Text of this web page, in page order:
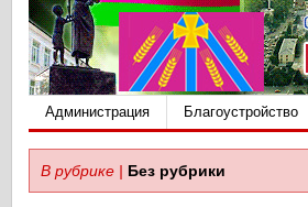
Администрация Благоустройство
В рубрике | Без рубрики